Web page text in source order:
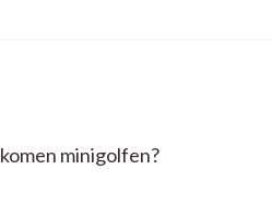
komen minigolfen?